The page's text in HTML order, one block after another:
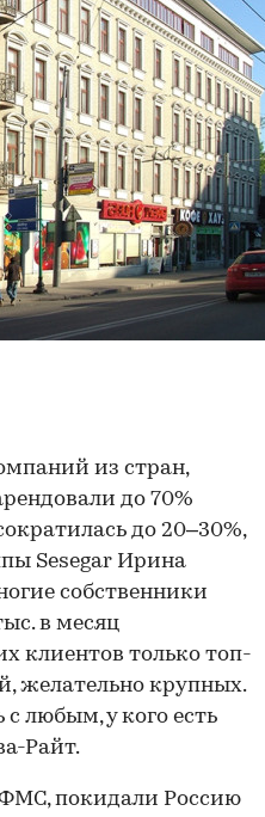
из стран,
до 70%
до 20–30%,
Sesegar Ирина
собственники
в месяц
клиентов только топ-
желательно крупных.
любым, у кого есть
Райт.
покидали Россию